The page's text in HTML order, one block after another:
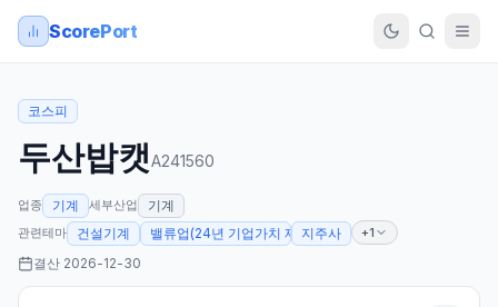
ScorePort
코스피
두산밥캣A241560
업종 기계 세부산업 기계
관련테마 건설기계 밸류업(24년 기업가치 제고계획 발표)
지주사 +1
결산 2026-12-30